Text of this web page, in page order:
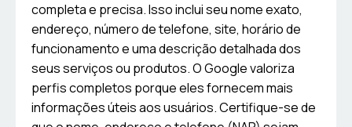
completa e precisa. Isso inclui seu nome exato,
endereço, número de telefone, site, horário de
funcionamento e uma descrição detalhada dos
seus serviços ou produtos. O Google valoriza
perfis completos porque eles fornecem mais
informações úteis aos usuários. Certifique-se de